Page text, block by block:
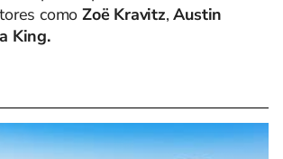
comoZoë Kravitz,Austin
King.